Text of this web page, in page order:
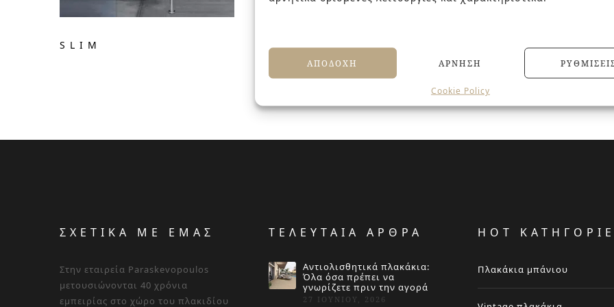
ΑΠΟΔΟΧΉ ΆΡΝΗΣΗ
Cookie Policy
SLIM
ΣΧΕΤΙΚΑ ΜΕ ΕΜΑΣ
Στην εταιρεία Paraskevopoulos
μετουσιώνονται 40 χρόνια
εμπειρίας στο χώρο του πλακιδίου
ΤΕΛΕΥΤΑΙΑ ΑΡΘΡΑ
Αντιολισθητικά πλακάκια:
Όλα όσα πρέπει να
γνωρίζετε πριν την αγορά
27 ΙΟΥΝΊΟΥ, 2026
HOT
Πλακάκια μπάνιου